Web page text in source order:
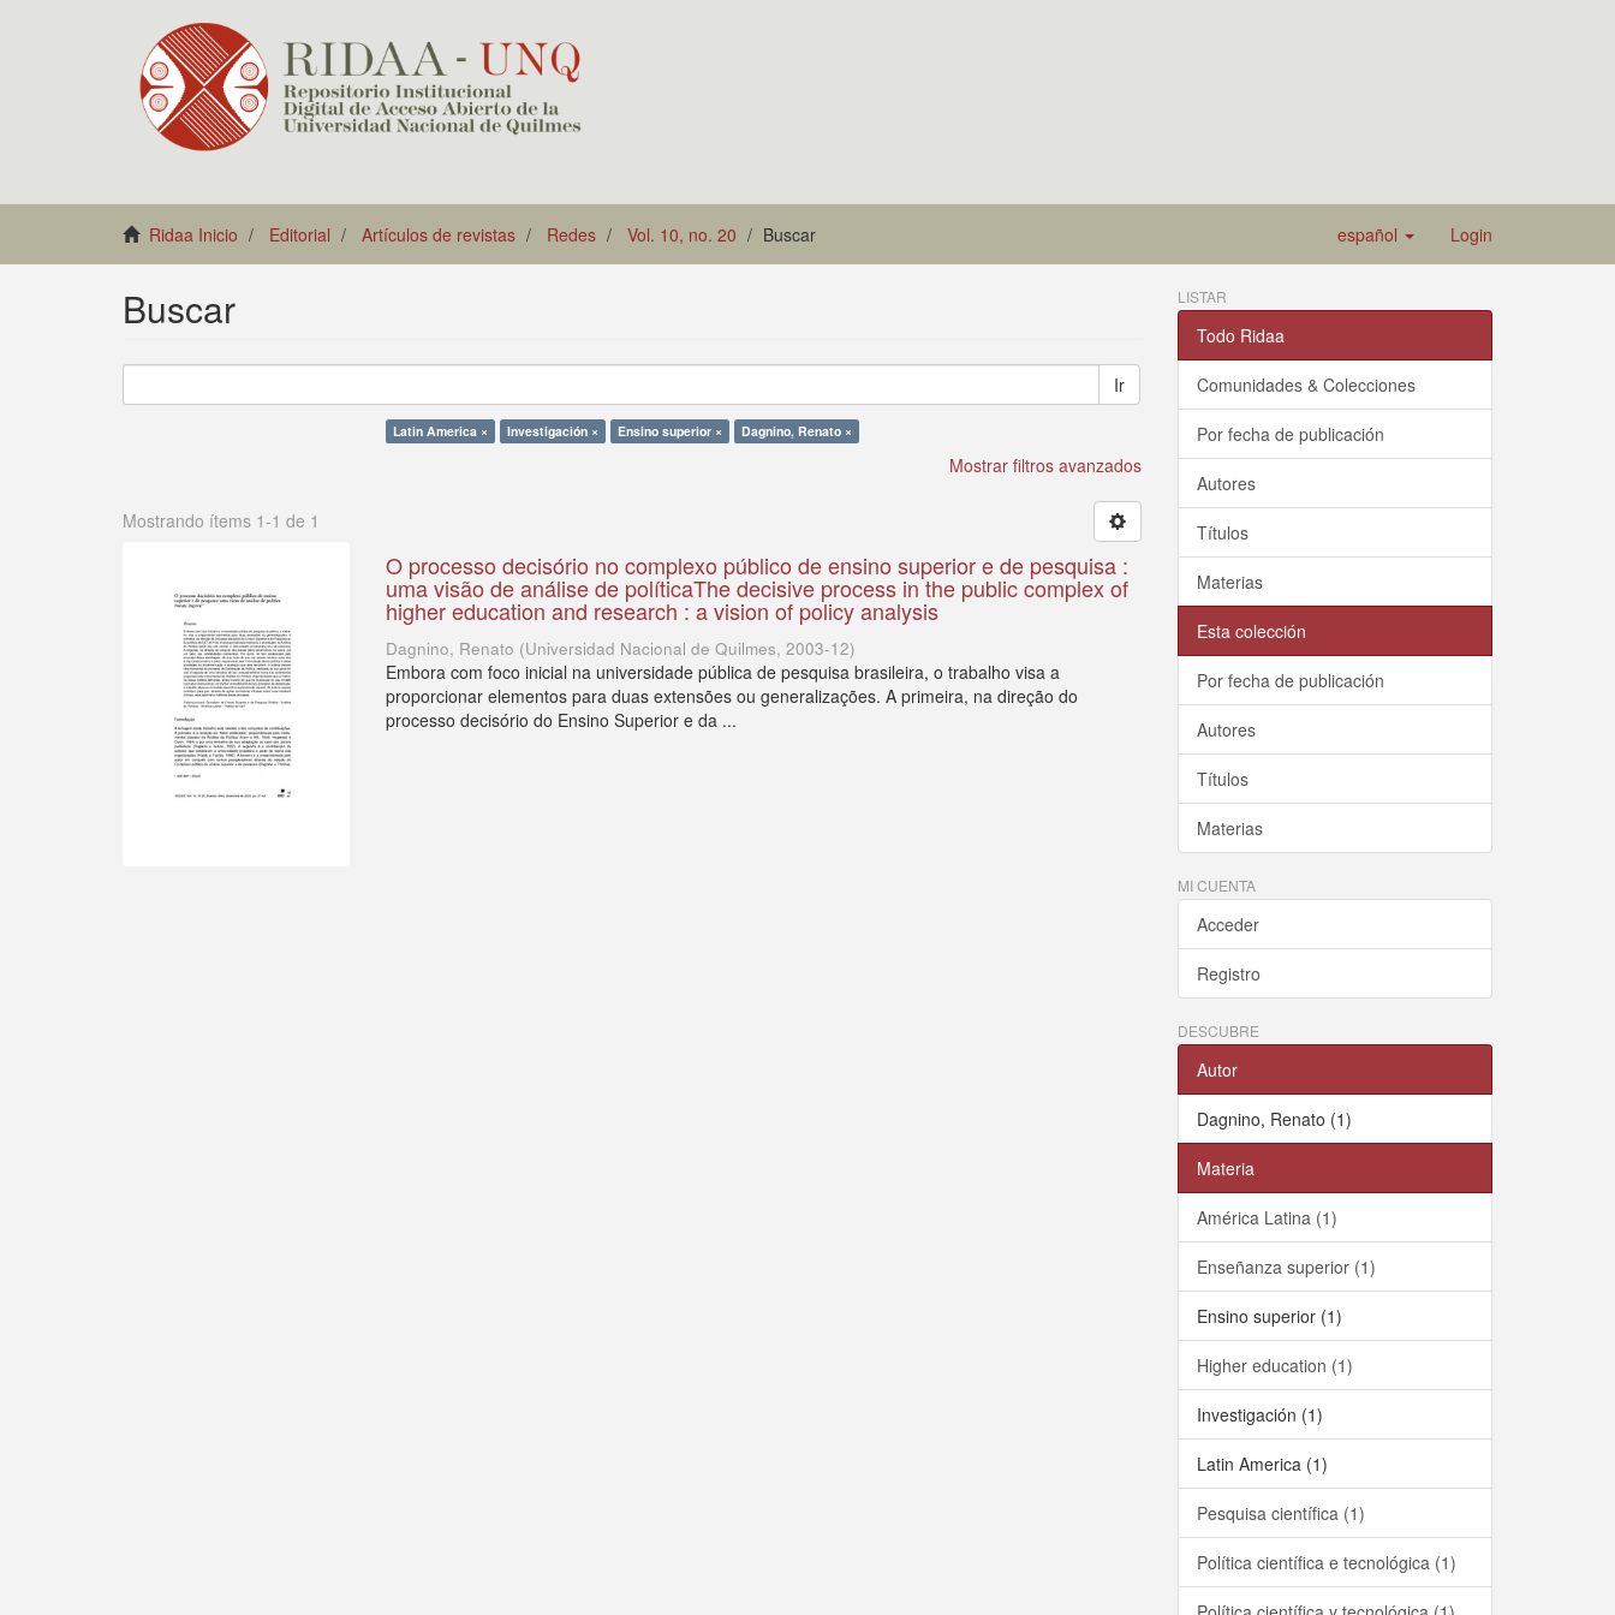
Ridaa Inicio Editorial Artículos de revistas Redes Vol. 10, no. 20 Buscar español Login
Buscar
Ir
Latin America × Investigación × Ensino superior × Dagnino, Renato ×
Mostrar filtros avanzados
Mostrando ítems 1-1 de 1
O processo decisório no complexo público de ensino superior e de pesquisa :
uma visão de análise de políticaThe decisive process in the public complex of
higher education and research : a vision of policy analysis
Dagnino, Renato (Universidad Nacional de Quilmes,2003-12)
Embora com foco inicial na universidade pública de pesquisa brasileira, o trabalho visa a
proporcionar elementos para duas extensões ou generalizações. A primeira, na direção do
processo decisório do Ensino Superior e da ...
LISTAR
Todo Ridaa
Comunidades & Colecciones
Por fecha de publicación
Autores
Títulos
Materias
Esta colección
Por fecha de publicación
Autores
Títulos
Materias
MI CUENTA
Acceder
Registro
DESCUBRE
Autor
Dagnino, Renato (1)
Materia
América Latina (1)
Enseñanza superior (1)
Ensino superior (1)
Higher education (1)
Investigación (1)
Latin America (1)
Pesquisa científica (1)
Política científica e tecnológica (1)